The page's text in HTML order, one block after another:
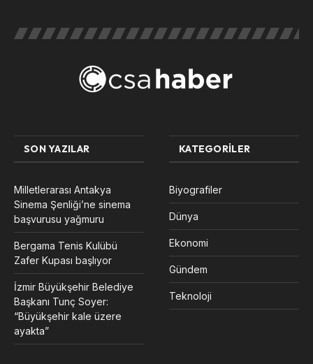
SON YAZILAR
Milletlerarası Antakya
Sinema Şenliği’ne sinema
başvurusu yağmuru
Bergama Tenis Kulübü
Zafer Kupası başlıyor
İzmir Büyükşehir Belediye
Başkanı Tunç Soyer:
“Büyükşehir kale üzere
ayakta”
KATEGORILER
Biyografiler
Dünya
Ekonomi
Gündem
Teknoloji